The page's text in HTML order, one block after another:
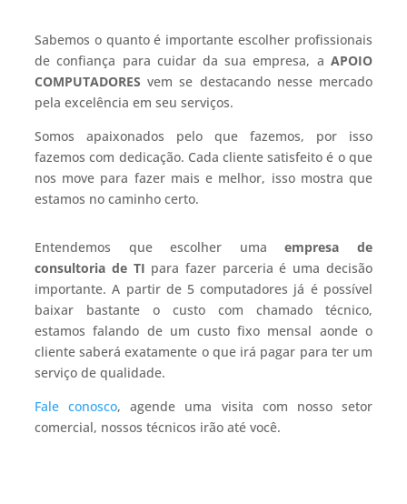
Sabemos o quanto é importante escolher profissionais
de confiança para cuidar da sua empresa, a APOIO
COMPUTADORES vem se destacando nesse mercado
pela excelência em seu serviços.
Somos apaixonados pelo que fazemos, por isso
fazemos com dedicação. Cada cliente satisfeito é o que
nos move para fazer mais e melhor, isso mostra que
estamos no caminho certo.
Entendemos que escolher umaempresa de
consultoria de TI para fazer parceria é uma decisão
importante. A partir de 5 computadores já é possível
baixar bastante o custo com chamado técnico,
estamos falando de um custo fixo mensal aonde o
cliente saberá exatamente o que irá pagar para ter um
serviço de qualidade.
Fale conosco, agende uma visita com nosso setor
comercial, nossos técnicos irão até você.